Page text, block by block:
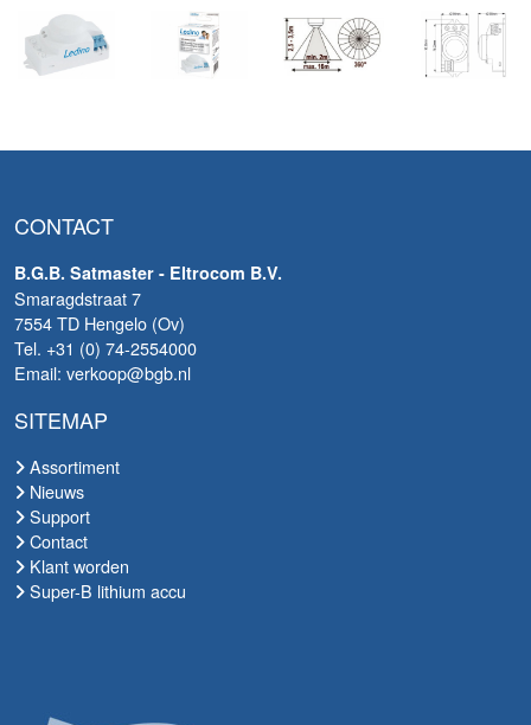
CONTACT
B.G.B. Satmaster - Eltrocom B.V.
Smaragdstraat 7
7554 TD Hengelo (Ov)
Tel. +31 (0) 74-2554000
Email: verkoop@bgb.nl
SITEMAP
Assortiment
Nieuws
Support
Contact
Klant worden
Super-B lithium accu